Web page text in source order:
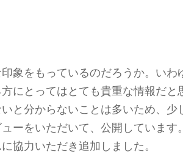
象をもっているのだろうか。いわ
にとってはとても貴重な情報だ
と分からないことは多いため、
ーをいただいて、公開していま
協力いただき追加しました。